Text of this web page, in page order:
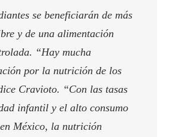
se beneficiarán de más
y de una alimentación
“Hay mucha
por la nutrición de los
Cravioto. “Con las tasas
infantil y el alto consumo
México, la nutrición